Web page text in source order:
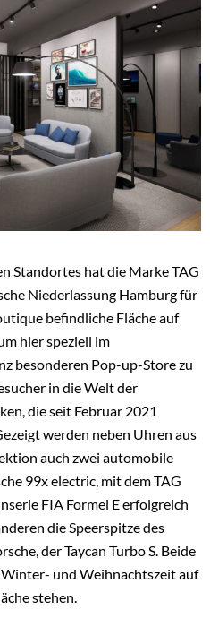
Standortes hat die Marke TAG
Niederlassung Hamburg für
befindliche Fläche auf
hier speziell im
besonderen Pop-up-Store zu
in die Welt der
die seit Februar 2021
werden neben Uhren aus
auch zwei automobile
99x electric, mit dem TAG
FIA Formel E erfolgreich
die Speerspitze des
der Taycan Turbo S. Beide
und Weihnachtszeit auf
stehen.